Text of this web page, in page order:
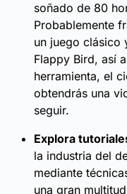
soñado de 80
Probablemente
un juego clásico
Flappy Bird, así
herramienta, el
obtendrás una
seguir.
Explora
la industria del
mediante
una gran